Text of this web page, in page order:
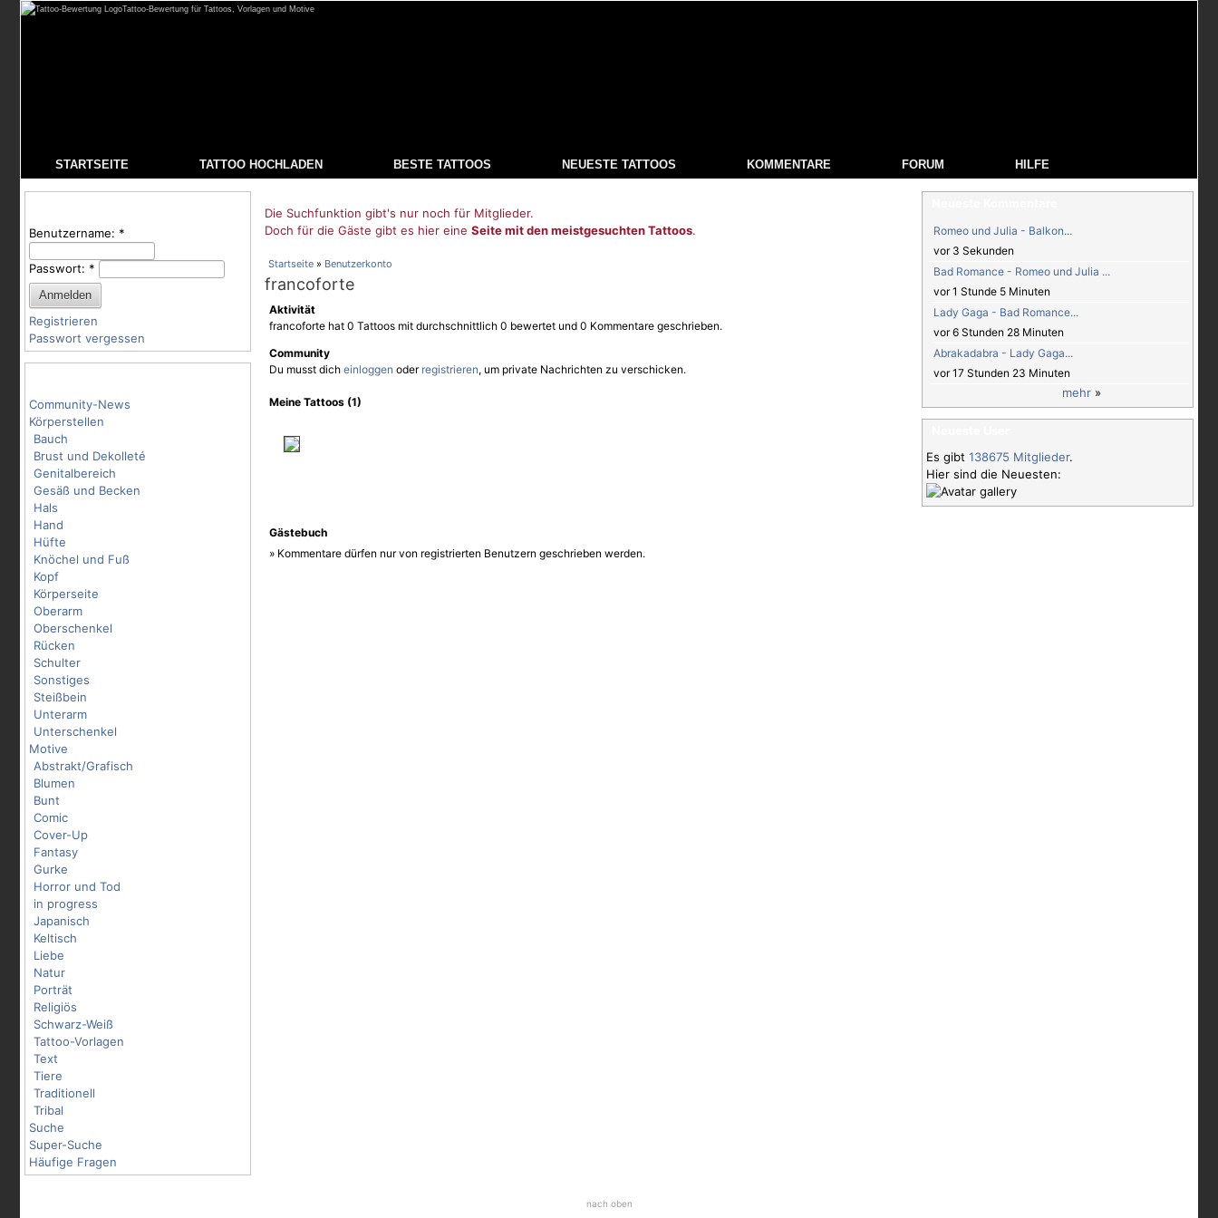
Tattoo-Bewertung für Tattoos, Vorlagen und Motive
STARTSEITE TATTOO HOCHLADEN BESTE TATTOOS NEUESTE TATTOOS KOMMENTARE FORUM HILFE
Benutzername: *
Passwort: *
Registrieren
Passwort vergessen
Community-News
Körperstellen
Bauch
Brust und Dekolleté
Genitalbereich
Gesäß und Becken
Hals
Hand
Hüfte
Knöchel und Fuß
Kopf
Körperseite
Oberarm
Oberschenkel
Rücken
Schulter
Sonstiges
Steißbein
Unterarm
Unterschenkel
Motive
Abstrakt/Grafisch
Blumen
Bunt
Comic
Cover-Up
Fantasy
Gurke
Horror und Tod
in progress
Japanisch
Keltisch
Liebe
Natur
Porträt
Religiös
Schwarz-Weiß
Tattoo-Vorlagen
Text
Tiere
Traditionell
Tribal
Suche
Super-Suche
Häufige Fragen
Die Suchfunktion gibt's nur noch für Mitglieder.
Doch für die Gäste gibt es hier eine Seite mit den meistgesuchten Tattoos.
Startseite » Benutzerkonto
francoforte
Aktivität
francoforte hat 0 Tattoos mit durchschnittlich 0 bewertet und 0 Kommentare geschrieben.
Community
Du musst dich einloggen oder registrieren, um private Nachrichten zu verschicken.
Meine Tattoos (1)
Gästebuch
» Kommentare dürfen nur von registrierten Benutzern geschrieben werden.
Romeo und Julia - Balkon...
vor 3 Sekunden
Bad Romance - Romeo und Julia ...
vor 1 Stunde 5 Minuten
Lady Gaga - Bad Romance...
vor 6 Stunden 28 Minuten
Abrakadabra - Lady Gaga...
vor 17 Stunden 23 Minuten
mehr »
Es gibt 138675 Mitglieder.
Hier sind die Neuesten:
nach oben